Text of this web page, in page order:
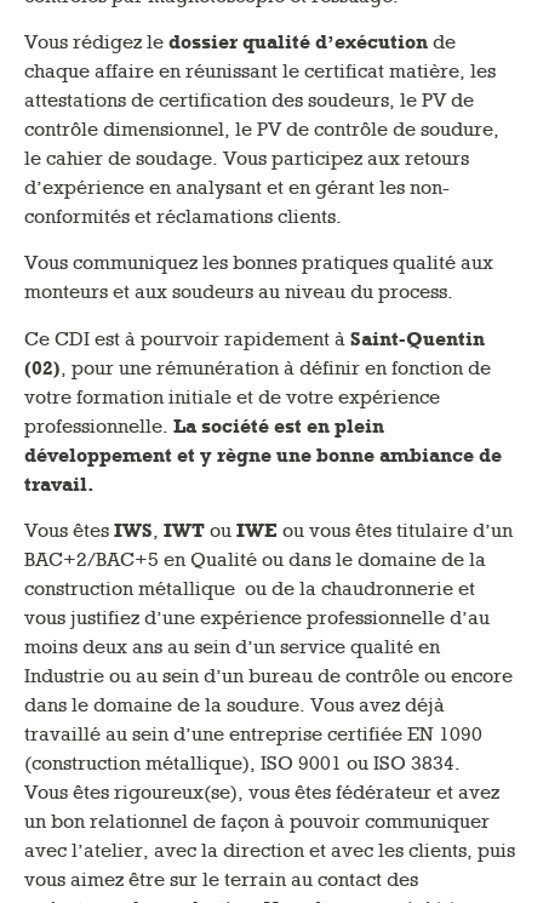
Vous rédigez le dossier qualité d’exécution de
chaque affaire en réunissant le certificat matière, les
attestations de certification des soudeurs, le PV de
contrôle dimensionnel, le PV de contrôle de soudure,
le cahier de soudage. Vous participez aux retours
d’expérience en analysant et en gérant les non-
conformités et réclamations clients.
Vous communiquez les bonnes pratiques qualité aux
monteurs et aux soudeurs au niveau du process.
Ce CDI est à pourvoir rapidement à Saint-Quentin
(02) , pour une rémunération à définir en fonction de
votre formation initiale et de votre expérience
professionnelle. La société est en plein
développement et y règne une bonne ambiance de
travail.
Vous êtes IWS, IWT ou IWE ou vous êtes titulaire d’un
BAC+2/BAC+5 en Qualité ou dans le domaine de la
construction métallique ou de la chaudronnerie et
vous justifiez d’une expérience professionnelle d’au
moins deux ans au sein d’un service qualité en
Industrie ou au sein d’un bureau de contrôle ou encore
dans le domaine de la soudure. Vous avez déjà
travaillé au sein d’une entreprise certifiée EN 1090
(construction métallique), ISO 9001 ou ISO 3834.
Vous êtes rigoureux(se), vous êtes fédérateur et avez
un bon relationnel de façon à pouvoir communiquer
avec l’atelier, avec la direction et avec les clients, puis
vous aimez être sur le terrain au contact des